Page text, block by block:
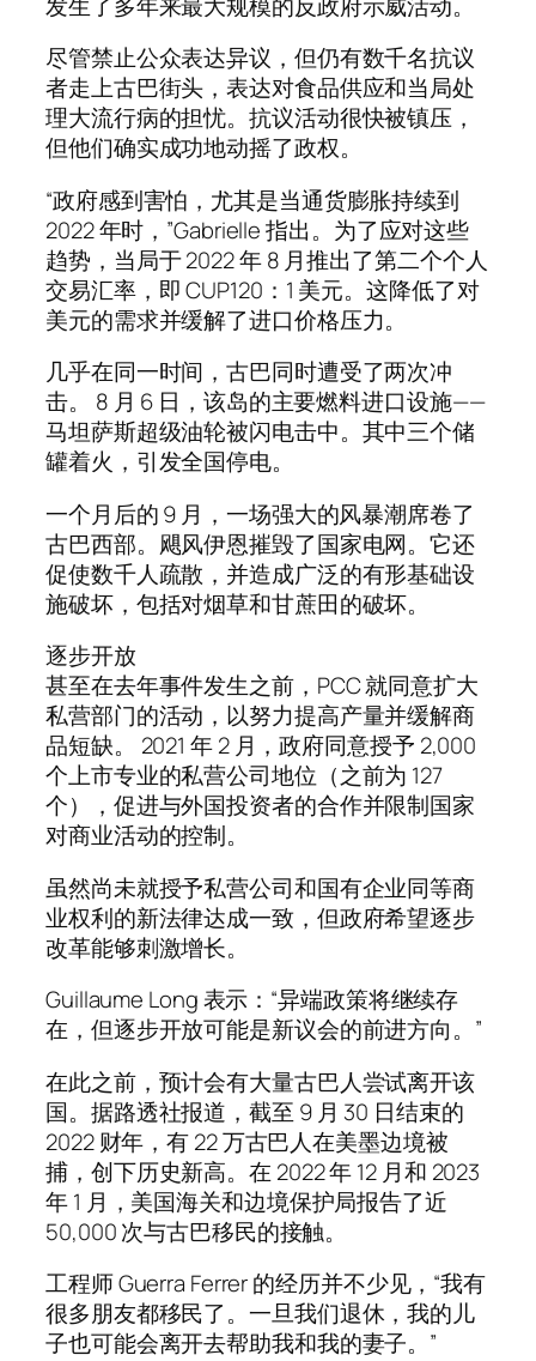
尽管禁止公众表达异议，但仍有数千名抗议
者走上古巴街头，表达对食品供应和当局处
理大流行病的担忧。抗议活动很快被镇压，
但他们确实成功地动摇了政权。
“政府感到害怕，尤其是当通货膨胀持续到
2022 年时，”Gabrielle 指出。为了应对这些
趋势，当局于 2022 年 8 月推出了第二个个人
交易汇率，即 CUP120：1 美元。这降低了对
美元的需求并缓解了进口价格压力。
几乎在同一时间，古巴同时遭受了两次冲
击。 8 月 6 日，该岛的主要燃料进口设施——
马坦萨斯超级油轮被闪电击中。其中三个储
罐着火，引发全国停电。
一个月后的 9 月，一场强大的风暴潮席卷了
古巴西部。飓风伊恩摧毁了国家电网。它还
促使数千人疏散，并造成广泛的有形基础设
施破坏，包括对烟草和甘蔗田的破坏。
逐步开放
甚至在去年事件发生之前，PCC 就同意扩大
私营部门的活动，以努力提高产量并缓解商
品短缺。 2021 年 2 月，政府同意授予 2,000
个上市专业的私营公司地位（之前为 127
个），促进与外国投资者的合作并限制国家
对商业活动的控制。
虽然尚未就授予私营公司和国有企业同等商
业权利的新法律达成一致，但政府希望逐步
改革能够刺激增长。
Guillaume Long 表示：“异端政策将继续存
在，但逐步开放可能是新议会的前进方向。”
在此之前，预计会有大量古巴人尝试离开该
国。据路透社报道，截至 9 月 30 日结束的
2022 财年，有 22 万古巴人在美墨边境被
捕，创下历史新高。在 2022 年 12 月和 2023
年 1 月，美国海关和边境保护局报告了近
50,000 次与古巴移民的接触。
工程师 Guerra Ferrer 的经历并不少见，“我有
很多朋友都移民了。一旦我们退休，我的儿
子也可能会离开去帮助我和我的妻子。”